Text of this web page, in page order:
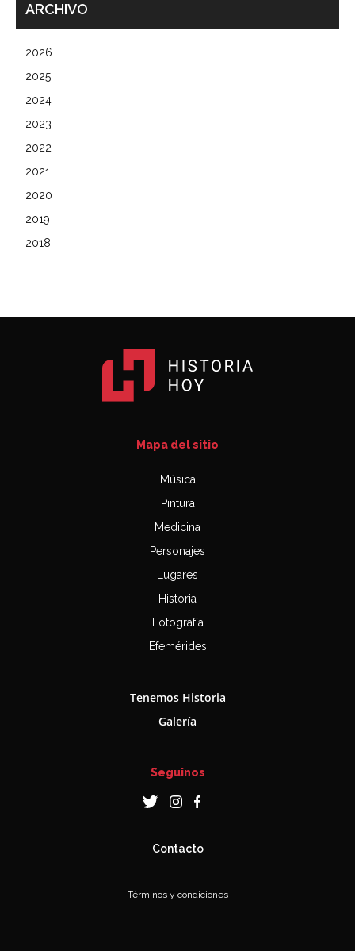
ARCHIVO
2026
2025
2024
2023
2022
2021
2020
2019
2018
Mapa del sitio
Música
Pintura
Medicina
Personajes
Lugares
Historia
Fotografía
Efemérides
Tenemos Historia
Galería
Seguinos
Contacto
Términos y condiciones